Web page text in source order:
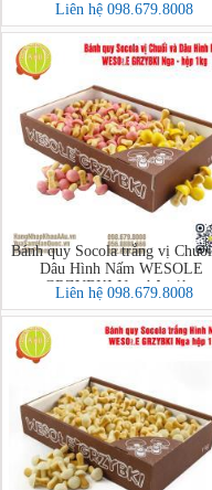
Liên hệ 098.679.8008
Bánh quy Socola trắng vị
Dâu Hình Nấm WESOLE
GRZYBKI Nga hộp 1kg
Liên hệ 098.679.8008